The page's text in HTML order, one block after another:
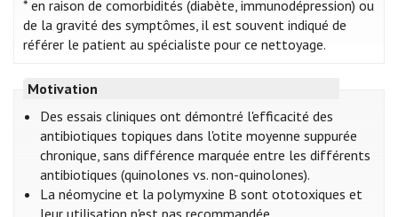
* en raison de comorbidités (diabète, immunodépression) ou
de la gravité des symptômes, il est souvent indiqué de
référer le patient au spécialiste pour ce nettoyage.
Motivation
Des essais cliniques ont démontré l'efficacité des
antibiotiques topiques dans l'otite moyenne suppurée
chronique, sans différence marquée entre les différents
antibiotiques (quinolones vs. non-quinolones).
La néomycine et la polymyxine B sont ototoxiques et
leur utilisation n'est pas recommandée.